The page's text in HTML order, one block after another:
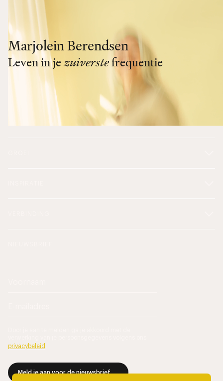
Marjolein Berendsen
Leven in jezuiverstefrequentie
privacybeleid
Meld je aan voor de nieuwsbrief